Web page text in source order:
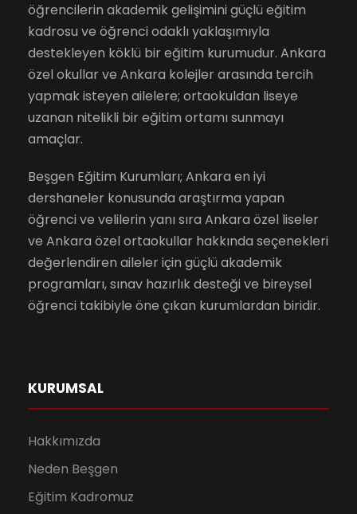
öğrencilerin akademik gelişimini güçlü eğitim
kadrosu ve öğrenci odaklı yaklaşımıyla
destekleyen köklü bir eğitim kurumudur. Ankara
özel okullar ve Ankara kolejler arasında tercih
yapmak isteyen ailelere; ortaokuldan liseye
uzanan nitelikli bir eğitim ortamı sunmayı
amaçlar.
Beşgen Eğitim Kurumları; Ankara en iyi
dershaneler konusunda araştırma yapan
öğrenci ve velilerin yanı sıra Ankara özel liseler
ve Ankara özel ortaokullar hakkında seçenekleri
değerlendiren aileler için güçlü akademik
programları, sınav hazırlık desteği ve bireysel
öğrenci takibiyle öne çıkan kurumlardan biridir.
KURUMSAL
Hakkımızda
Neden Beşgen
Eğitim Kadromuz